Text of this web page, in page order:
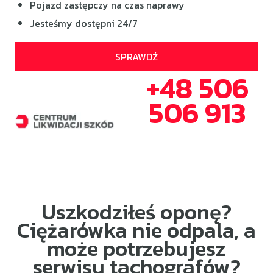
+48 506
506 913
Pojazd zastępczy na czas naprawy
Jesteśmy dostępni 24/7
SPRAWDŹ
Uszkodziłeś oponę?
Ciężarówka nie odpala, a
może potrzebujesz